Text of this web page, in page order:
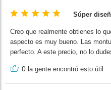
Súper
Creo que realmente obtienes lo
aspecto es muy bueno. Las
perfecto. A este precio, no lo
0 la gente encontró esto útil